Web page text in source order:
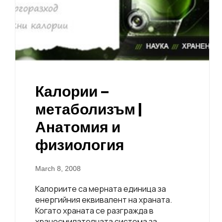
Калории –
метаболизъм |
Анатомия и
физиология
March 8, 2008
Калориите са мерната единица за
енергийния еквивалент на храната.
Когато храната се разгражда в